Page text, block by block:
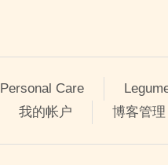
Personal Care
我的帐户 博客管理